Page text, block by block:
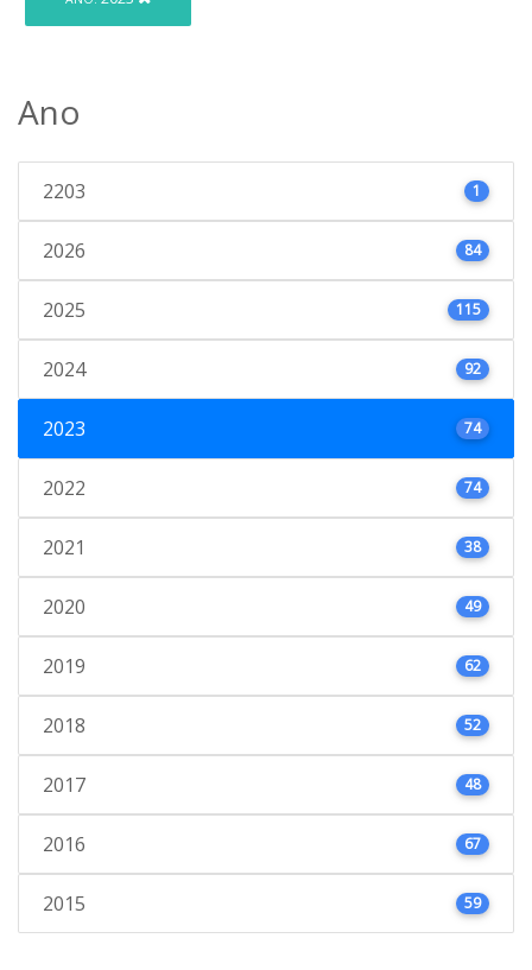
Ano
2203 1
2026 84
2025 115
2024 92
2023 74
2022 74
2021 38
2020 49
2019 62
2018 52
2017 48
2016 67
2015 59